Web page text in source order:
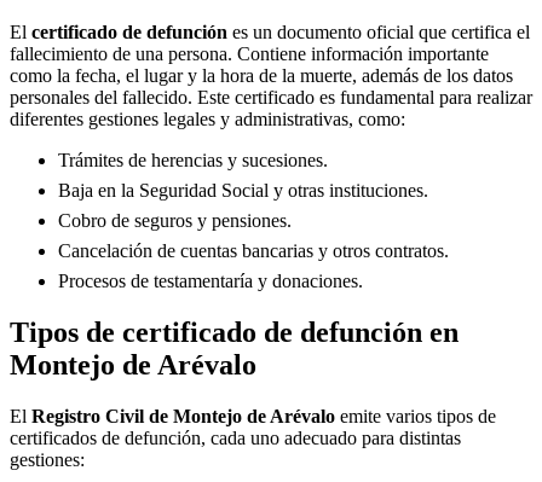
El certificado de defunción es un documento oficial que certifica el
fallecimiento de una persona. Contiene información importante
como la fecha, el lugar y la hora de la muerte, además de los datos
personales del fallecido. Este certificado es fundamental para realizar
diferentes gestiones legales y administrativas, como:
Trámites de herencias y sucesiones.
Baja en la Seguridad Social y otras instituciones.
Cobro de seguros y pensiones.
Cancelación de cuentas bancarias y otros contratos.
Procesos de testamentaría y donaciones.
Tipos de certificado de defunción en
Montejo de Arévalo
El Registro Civil de Montejo de Arévalo emite varios tipos de
certificados de defunción, cada uno adecuado para distintas
gestiones: